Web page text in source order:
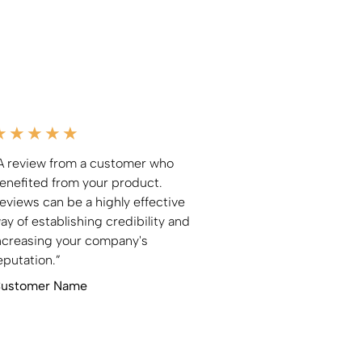
★ ★ ★ ★
review from a customer who
from your product.
can be a highly effective
of establishing credibility and
your company's
Name